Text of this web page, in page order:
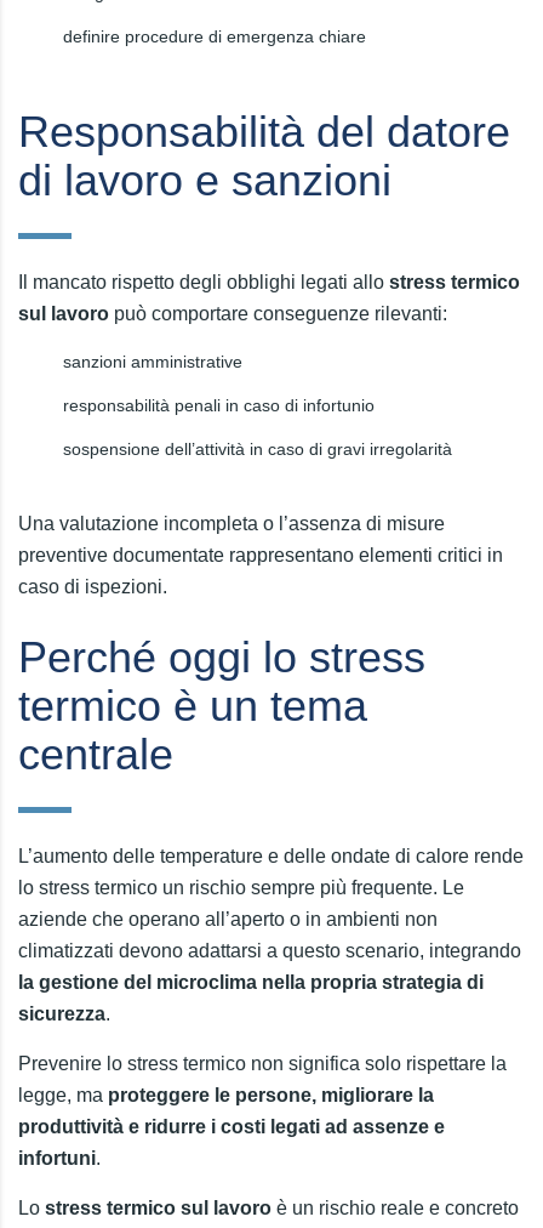
definire procedure di emergenza chiare
Responsabilità del datore
di lavoro e sanzioni
Il mancato rispetto degli obblighi legati allo stress termico
sul lavoro può comportare conseguenze rilevanti:
sanzioni amministrative
responsabilità penali in caso di infortunio
sospensione dell’attività in caso di gravi irregolarità
Una valutazione incompleta o l’assenza di misure
preventive documentate rappresentano elementi critici in
caso di ispezioni.
Perché oggi lo stress
termico è un tema
centrale
L’aumento delle temperature e delle ondate di calore rende
lo stress termico un rischio sempre più frequente. Le
aziende che operano all’aperto o in ambienti non
climatizzati devono adattarsi a questo scenario, integrando
la gestione del microclima nella propria strategia di
sicurezza.
Prevenire lo stress termico non significa solo rispettare la
legge, ma proteggere le persone, migliorare la
produttività e ridurre i costi legati ad assenze e
infortuni.
Lo stress termico sul lavoro è un rischio reale e concreto